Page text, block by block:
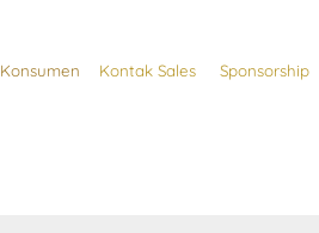
Kontak Sales Sponsorship